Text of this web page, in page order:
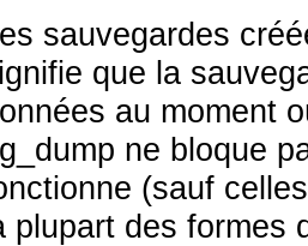
sauvegardes
que la
au moment
ne bloque
(sauf
plupart des formes